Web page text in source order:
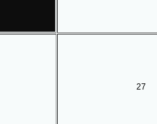
27